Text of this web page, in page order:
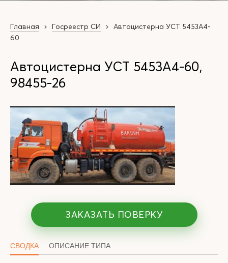
Главная Госреестр СИ
Автоцистерна УСТ 5453А4-
60
Автоцистерна УСТ 5453А4-60,
98455-26
ЗАКАЗАТЬ ПОВЕРКУ
СВОДКА ОПИСАНИЕ ТИПА